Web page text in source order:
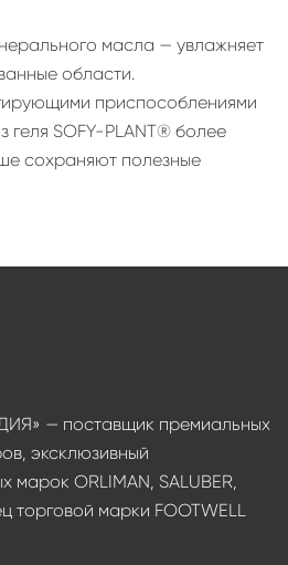
масла — увлажняет
области.
приспособлениями
геля SOFY-PLANT® более
сохраняют полезные
— поставщик премиальных
эксклюзивный
марок ORLIMAN, SALUBER,
торговой марки FOOTWELL